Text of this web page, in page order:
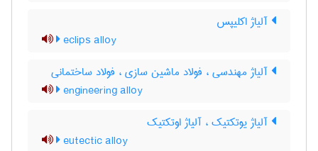
آلیاژ اکلیپس
eclips alloy
آلیاژ مهندسی ، فولاد ماشین سازی ، فولاد ساختمانی
engineering alloy
آلیاژ یوتکتیک ، آلیاژ اوتکتیک
eutectic alloy